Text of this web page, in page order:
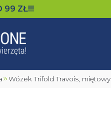
99 ZŁ!!!
Wózek Trifold Travois, miętowy